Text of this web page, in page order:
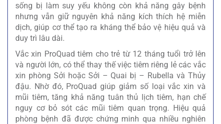
sống bị làm suy yếu không còn khả năng gây bệnh
nhưng vẫn giữ nguyên khả năng kích thích hệ miễn
dịch, giúp cơ thể tạo ra kháng thể bảo vệ hiệu quả và
duy trì lâu dài.
Vắc xin ProQuad tiêm cho trẻ từ 12 tháng tuổi trở lên
và người lớn, có thể thay thế việc tiêm riêng lẻ các vắc
xin phòng Sởi hoặc Sởi – Quai bị – Rubella và Thủy
đậu. Nhờ đó, ProQuad giúp giảm số loại vắc xin và
mũi tiêm, tăng khả năng tuân thủ lịch tiêm, hạn chế
nguy cơ bỏ sót các mũi tiêm quan trọng. Hiệu quả
phòng bệnh đã được chứng minh qua nhiều nghiên